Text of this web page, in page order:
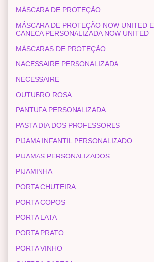
MÁSCARA DE PROTEÇÃO
MÁSCARA DE PROTEÇÃO NOW UNITED E
CANECA PERSONALIZADA NOW UNITED
MÁSCARAS DE PROTEÇÃO
NACESSAIRE PERSONALIZADA
NECESSAIRE
OUTUBRO ROSA
PANTUFA PERSONALIZADA
PASTA DIA DOS PROFESSORES
PIJAMA INFANTIL PERSONALIZADO
PIJAMAS PERSONALIZADOS
PIJAMINHA
PORTA CHUTEIRA
PORTA COPOS
PORTA LATA
PORTA PRATO
PORTA VINHO